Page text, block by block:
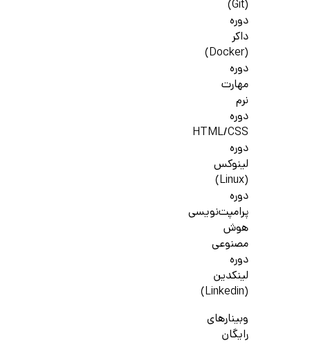
(Git)
دوره
داکر
(Docker)
دوره
مهارت
نرم
دوره
HTML/CSS
دوره
لینوکس
(Linux)
دوره
پرامپت‌نویسی
هوش
مصنوعی
دوره
لینکدین
(Linkedin)
وبینارهای
رایگان